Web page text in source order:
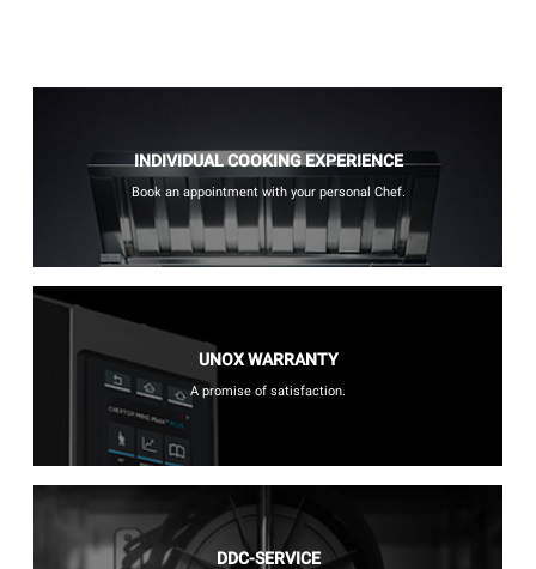
INDIVIDUAL COOKING EXPERIENCE
Book an appointment with your personal Chef.
UNOX WARRANTY
A promise of satisfaction.
DDC-SERVICE